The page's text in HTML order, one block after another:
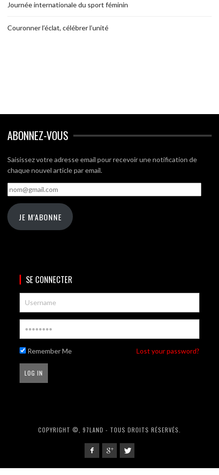
Journée internationale du sport féminin
Couronner l’éclat, célébrer l’unité
ABONNEZ-VOUS
Saisissez votre adresse email pour recevoir une notification de
chaque nouvel article par email.
nom@gmail.com
JE M'ABONNE
SE CONNECTER
Remember Me Lost your password?
COPYRIGHT ©, 97LAND - TOUS DROITS RÉSERVÉS.